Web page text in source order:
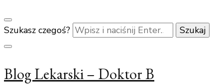
Szukasz czegoś?
Blog Lekarski – Doktor B